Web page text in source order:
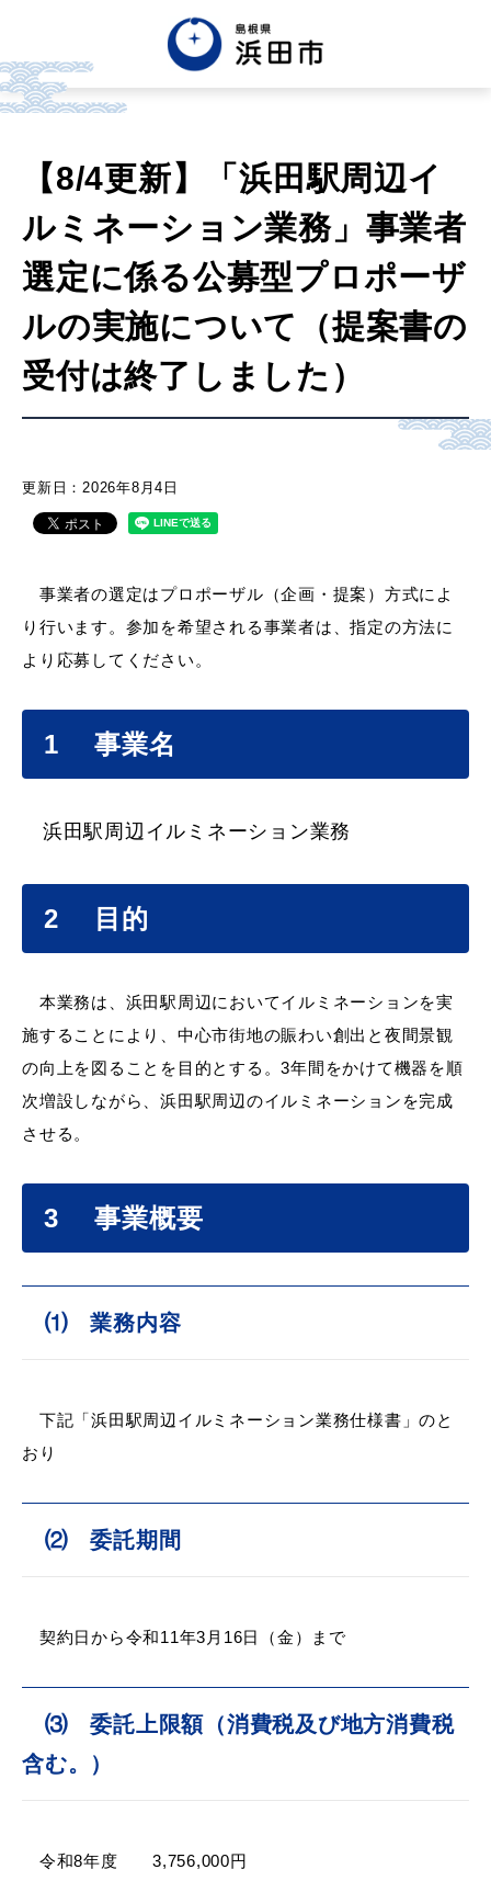
한글 Tiếng việt Tagalog
市政情報
くらし・手続き・まちづくり
健康・福祉・子育て
教育・文化・ スポーツ
移住・定住
観光・飲食
場面から探す
出会い・結婚
引っ越し・住まい
高齢者・介護
【8/4更新】「浜田駅周辺イ
ルミネーション業務」事業者
選定に係る公募型プロポーザ
ルの実施について（提案書の
受付は終了しました）
更新日：2026年8月4日
事業者の選定はプロポーザル（企画・提案）方式によ
り行います。参加を希望される事業者は、指定の方法に
より応募してください。
1 事業名
浜田駅周辺イルミネーション業務
2 目的
本業務は、浜田駅周辺においてイルミネーションを実
施することにより、中心市街地の賑わい創出と夜間景観
の向上を図ることを目的とする。3年間をかけて機器を順
次増設しながら、浜田駅周辺のイルミネーションを完成
させる。
3 事業概要
⑴ 業務内容
下記「浜田駅周辺イルミネーション業務仕様書」のと
おり
⑵ 委託期間
契約日から令和11年3月16日（金）まで
⑶ 委託上限額（消費税及び地方消費税
含む。）
令和8年度 3,756,000円